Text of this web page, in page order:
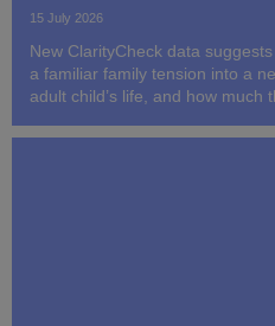
15 July 2026
New ClarityCheck data
a familiar family tension into a
adult child’s life, and how much